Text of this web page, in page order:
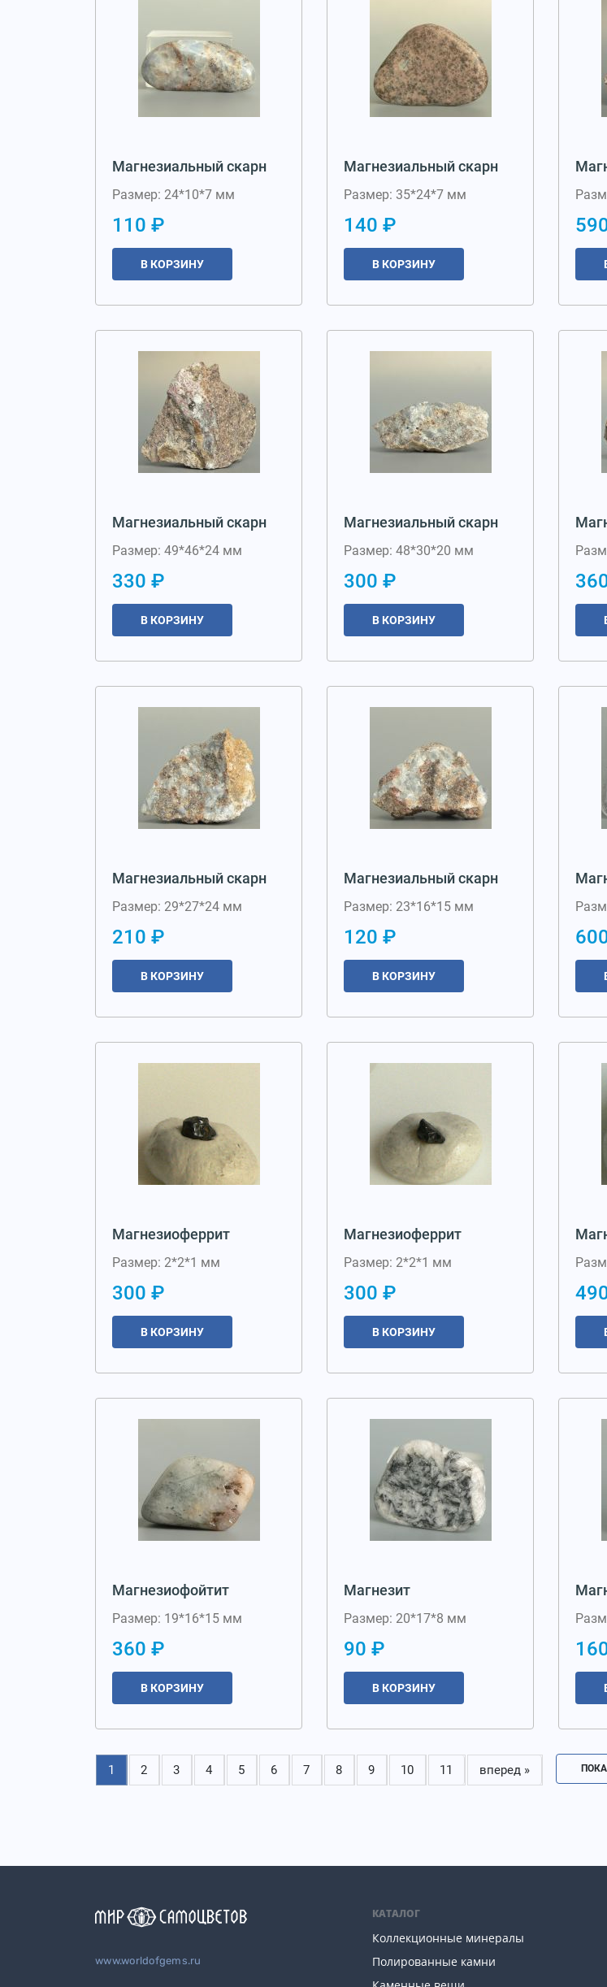
Магнезиальный скарн
Размер: 24*10*7 мм
110 ₽
В КОРЗИНУ
Магнезиальный скарн
Размер: 35*24*7 мм
140 ₽
В КОРЗИНУ
Магнезиальный скарн
Размер: 49*46*24 мм
330 ₽
В КОРЗИНУ
Магнезиальный скарн
Размер: 48*30*20 мм
300 ₽
В КОРЗИНУ
Магнезиальный скарн
Размер: 29*27*24 мм
210 ₽
В КОРЗИНУ
Магнезиальный скарн
Размер: 23*16*15 мм
120 ₽
В КОРЗИНУ
Магнезиоферрит
Размер: 2*2*1 мм
300 ₽
В КОРЗИНУ
Магнезиоферрит
Размер: 2*2*1 мм
300 ₽
В КОРЗИНУ
Магнезиофойтит
Размер: 19*16*15 мм
360 ₽
В КОРЗИНУ
Магнезит
Размер: 20*17*8 мм
90 ₽
В КОРЗИНУ
1 2 3 4 5 6 7 8 9 10 11 вперед »
www.worldofgems.ru
КАТАЛОГ
Коллекционные минералы
Полированные камни